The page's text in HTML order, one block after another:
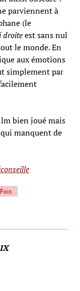
parviennent à
(le
droiteest sans nul
le monde. En
aux émotions
simplement par
bien joué mais
manquent de